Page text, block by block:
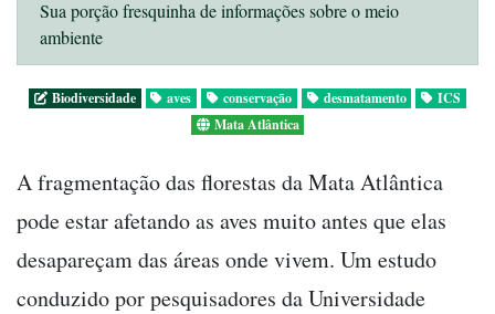
Sua porção fresquinha de informações sobre o meio
ambiente
Biodiversidade aves conservação desmatamento
ICS
Mata Atlântica
A fragmentação das florestas da Mata Atlântica
pode estar afetando as aves muito antes que elas
desapareçam das áreas onde vivem. Um estudo
conduzido por pesquisadores da Universidade